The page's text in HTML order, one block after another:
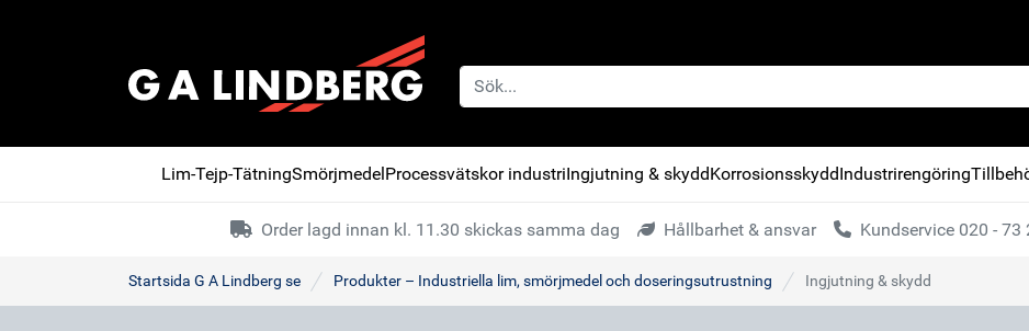
Lim-Tejp-TätningSmörjmedelProcessvätskor industriIngjutning & skyddKorrosionsskyddIndustrirengöring
Order lagd innan kl. 11.30 skickas samma dag Hållbarhet & ansvar Kundservice 020 - 73
Startsida G A Lindberg se Produkter – Industriella lim, smörjmedel och doseringsutrustning Ingjutning & skydd